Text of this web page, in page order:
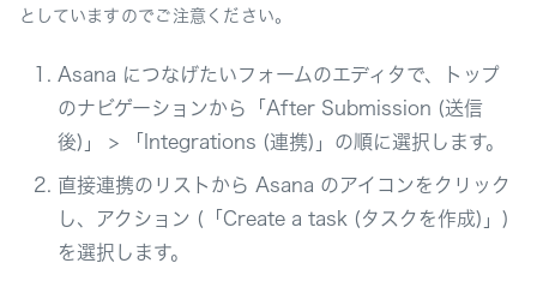
としていますのでご注意ください。
Asana につなげたいフォームのエディタで、トップ
のナビゲーションから「After Submission (送信
後)」 > 「Integrations (連携)」の順に選択します。
直接連携のリストから Asana のアイコンをクリック
し、アクション (「Create a task (タスクを作成)」)
を選択します。